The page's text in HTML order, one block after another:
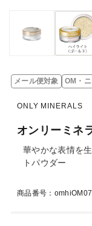
メール便対象 OM・
ONLY MINERALS
オンリーミネ
華やかな表情を
トパウダー
商品番号：